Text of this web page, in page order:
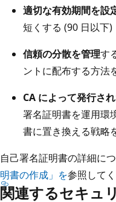
適切な有効期間を設
短くする (90 日以下)
信頼の分散を管理す
ントに配布する方法
CA によって発行さ
署名証明書を運用環
書に置き換える戦略
自己署名証明書の詳細に
明書の作成」を参照してく
関連するセキュ